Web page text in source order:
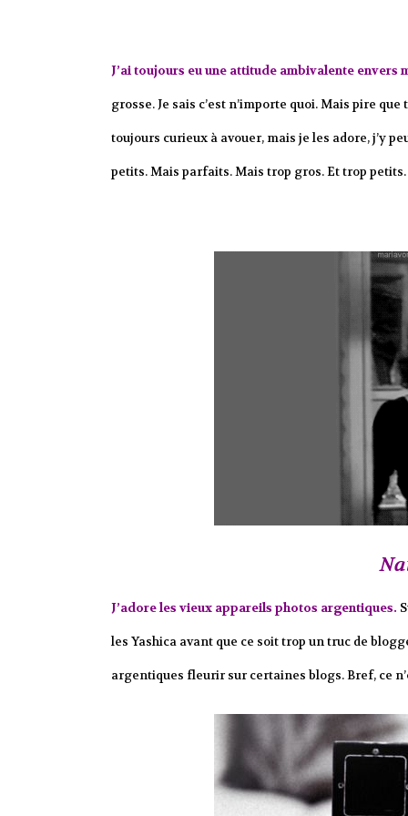
J’ai toujours eu une attitude ambivalente envers
grosse. Je sais c’est n’importe quoi. Mais pire
toujours curieux à avouer, mais je les adore, j’y
petits. Mais parfaits. Mais trop gros. Et trop
J’adore les vieux appareils photos argentiques.
les Yashica avant que ce soit trop un truc de
argentiques fleurir sur certaines blogs. Bref, ce